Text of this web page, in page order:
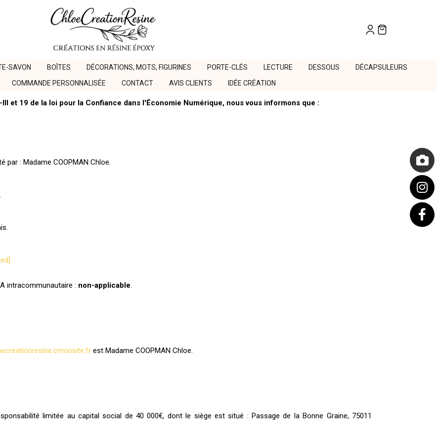
SAVON BOÎTES DÉCORATIONS, MOTS, FIGURINES PORTE-CLÉS LECTURE DESSOUS
DÉCAPSULEURS
COMMANDE PERSONNALISÉE CONTACT AVIS CLIENTS IDÉE CRÉATION
et 19 de la loi pour la Confiance dans l'Économie Numérique, nous vous informons que :
par : Madame COOPMAN Chloe.
intracommunautaire : non-applicable.
est Madame COOPMAN Chloe.
limitée au capital social de 40 000€, dont le siège est situé : Passage de la Bonne Graine, 75011